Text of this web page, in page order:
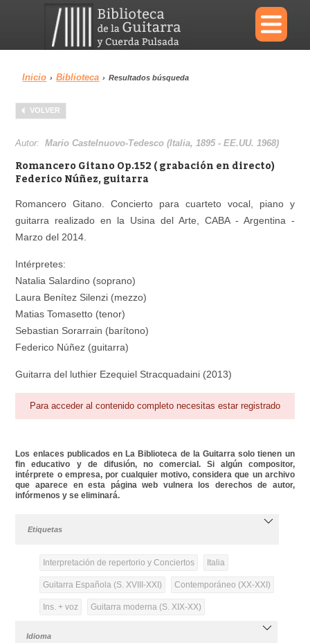
×
Menu
Biblioteca Diccionario
Reproductor
Inicio › Biblioteca › Resultados búsqueda
VOLVER
Autor:Mario Castelnuovo-Tedesco (Italia, 1895 - EE.UU. 1968)
Romancero Gitano Op.152 ( grabación en directo)
Federico Núñez, guitarra
Romancero Gitano. Concierto para cuarteto vocal, piano y
guitarra realizado en la Usina del Arte, CABA - Argentina -
Marzo del 2014.
Intérpretes:
Natalia Salardino (soprano)
Laura Benítez Silenzi (mezzo)
Matias Tomasetto (tenor)
Sebastian Sorarrain (barítono)
Federico Núñez (guitarra)
Guitarra del luthier Ezequiel Stracquadaini (2013)
Para acceder al contenido completo necesitas estar registrado
Los enlaces publicados en La Biblioteca de la Guitarra solo tienen un
fin educativo y de difusión, no comercial. Si algún compositor,
intérprete o empresa, por cualquier motivo, considera que un archivo
que aparece en esta página web vulnera los derechos de autor,
infórmenos y se eliminará.
Etiquetas
Interpretación de repertorio y Conciertos Italia
Guitarra Española (S. XVIII-XXI) Contemporáneo (XX-XXI)
Ins. + voz Guitarra moderna (S. XIX-XX)
Idioma